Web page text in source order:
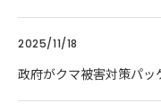
2025/11/18
政府がクマ被害対策パッ